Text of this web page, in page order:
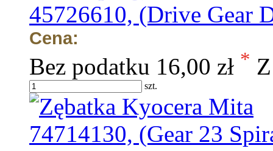
45726610, (Drive Gear
Cena:
Bez podatku 16,00 zł *
szt.